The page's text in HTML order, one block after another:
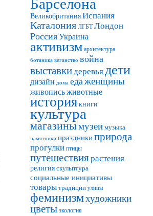
ВеликобританияИспания
Каталония ЛГБТ Лондон
РоссияУкраина
активизм архитектура
ботаника веганство война
выставкидеревьядети
дизайн дома едаженщины
живописьживотные
историякниги
культура
магазинымузеимузыка
памятники праздникиприрода
прогулкиптицы
путешествиярастения
религияскульптура
социальные инициативы
товарытрадиции улицы
феминизмхудожники
цветы экология